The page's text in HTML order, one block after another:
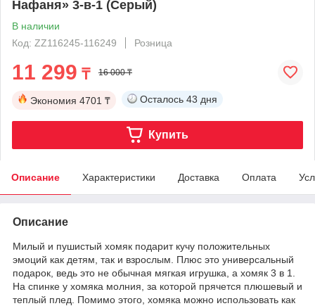
Нафаня» 3-в-1 (Серый)
В наличии
Код: ZZ116245-116249
Розница
11 299 ₸ 16 000 ₸
Экономия 4701 ₸ Осталось 43 дня
Купить
Описание Характеристики Доставка Оплата
Описание
Милый и пушистый хомяк подарит кучу положительных
эмоций как детям, так и взрослым. Плюс это универсальный
подарок, ведь это не обычная мягкая игрушка, а хомяк 3 в 1.
На спинке у хомяка молния, за которой прячется плюшевый и
теплый плед. Помимо этого, хомяка можно использовать как